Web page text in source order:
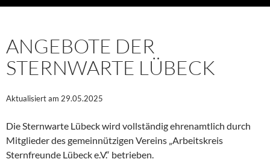
ANGEBOTE DER
STERNWARTE LÜBECK
Aktualisiert am 29.05.2025
Die Sternwarte Lübeck wird vollständig ehrenamtlich durch
Mitglieder des gemeinnützigen Vereins „Arbeitskreis
Sternfreunde Lübeck e.V.“ betrieben.